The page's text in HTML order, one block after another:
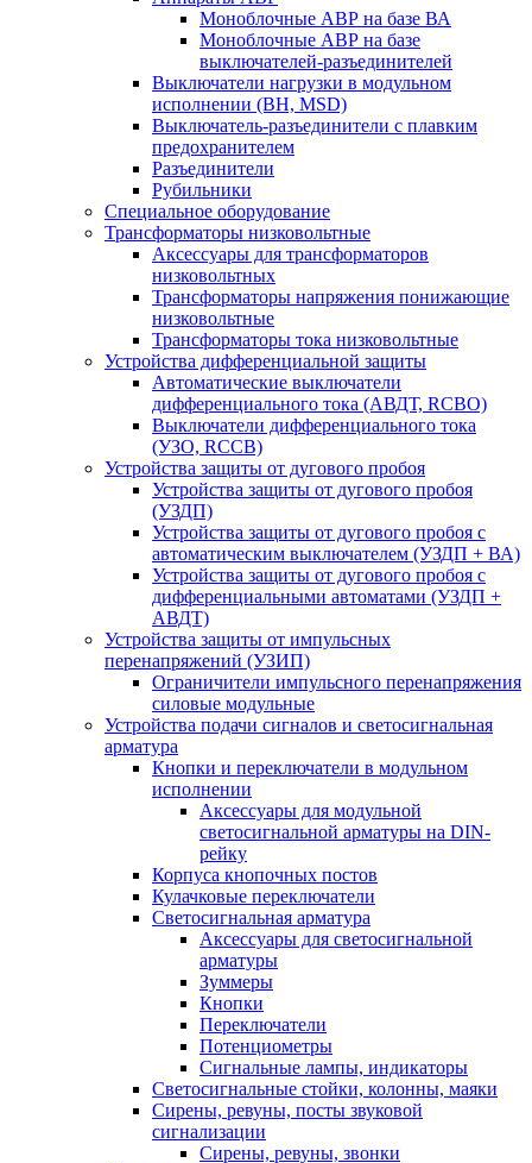
Моноблочные АВР на базе ВА
Моноблочные АВР на базе
выключателей-разъединителей
Выключатели нагрузки в модульном
исполнении (ВН, MSD)
Выключатель-разъединители с плавким
предохранителем
Разъединители
Рубильники
Специальное оборудование
Трансформаторы низковольтные
Аксессуары для трансформаторов
низковольтных
Трансформаторы напряжения понижающие
низковольтные
Трансформаторы тока низковольтные
Устройства дифференциальной защиты
Автоматические выключатели
дифференциального тока (АВДТ, RCBO)
Выключатели дифференциального тока
(УЗО, RCCB)
Устройства защиты от дугового пробоя
Устройства защиты от дугового пробоя
(УЗДП)
Устройства защиты от дугового пробоя с
автоматическим выключателем (УЗДП + ВА)
Устройства защиты от дугового пробоя с
дифференциальными автоматами (УЗДП +
АВДТ)
Устройства защиты от импульсных
перенапряжений (УЗИП)
Ограничители импульсного перенапряжения
силовые модульные
Устройства подачи сигналов и светосигнальная
арматура
Кнопки и переключатели в модульном
исполнении
Аксессуары для модульной
светосигнальной арматуры на DIN-
рейку
Корпуса кнопочных постов
Кулачковые переключатели
Светосигнальная арматура
Аксессуары для светосигнальной
арматуры
Зуммеры
Кнопки
Переключатели
Потенциометры
Сигнальные лампы, индикаторы
Светосигнальные стойки, колонны, маяки
Сирены, ревуны, посты звуковой
сигнализации
Сирены, ревуны, звонки